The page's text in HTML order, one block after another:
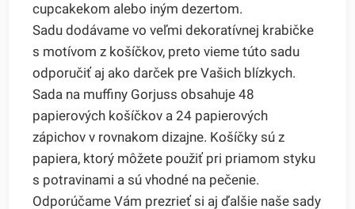
cupcakekom alebo iným dezertom.
Sadu dodávame vo veľmi dekoratívnej krabičke
s motívom z košíčkov, preto vieme túto sadu
odporučiť aj ako darček pre Vašich blízkych.
Sada na muffiny Gorjuss obsahuje 48
papierových košíčkov a 24 papierových
zápichov v rovnakom dizajne. Košíčky sú z
papiera, ktorý môžete použiť pri priamom styku
s potravinami a sú vhodné na pečenie.
Odporúčame Vám prezrieť si aj ďalšie naše sady